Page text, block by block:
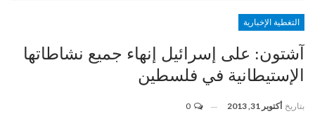
التغطية الإخبارية
آشتون: على إسرائيل إنهاء جميع نشاطاتها
الإستيطانية في فلسطين
بتاريخ أكتوبر 31, 2013